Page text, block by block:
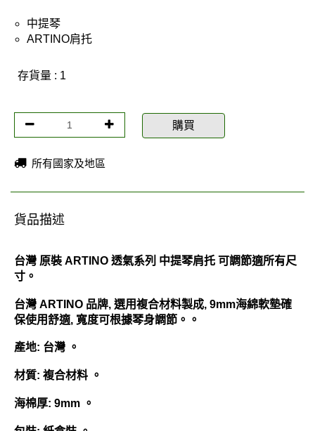
中提琴
ARTINO肩托
存貨量 : 1
購買
所有國家及地區
貨品描述
台灣 原裝 ARTINO 透氣系列 中提琴肩托 可調節適所有尺
寸。
台灣 ARTINO 品牌, 選用複合材料製成, 9mm海綿軟墊確
保使用舒適, 寬度可根據琴身調節。。
產地: 台灣 。
材質: 複合材料 。
海棉厚: 9mm 。